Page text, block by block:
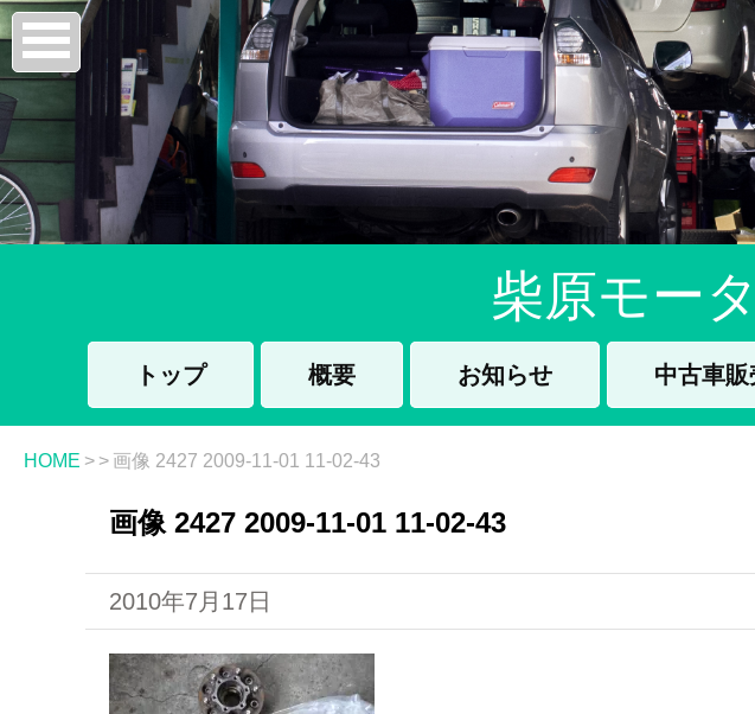
柴原モー
トップ 概要 お知らせ 中古車販
HOME > > 画像 2427 2009-11-01 11-02-43
画像 2427 2009-11-01 11-02-43
2010年7月17日